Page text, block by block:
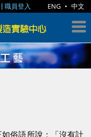
職員登入 ENG • 中文
俗語所說：「沒有計